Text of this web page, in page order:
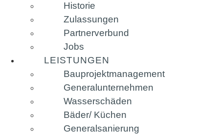
Historie
Zulassungen
Partnerverbund
Jobs
LEISTUNGEN
Bauprojektmanagement
Generalunternehmen
Wasserschäden
Bäder/ Küchen
Generalsanierung